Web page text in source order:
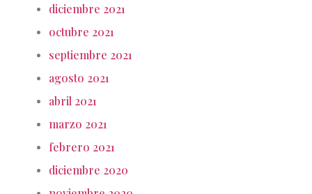
diciembre 2021
octubre 2021
septiembre 2021
agosto 2021
abril 2021
marzo 2021
febrero 2021
diciembre 2020